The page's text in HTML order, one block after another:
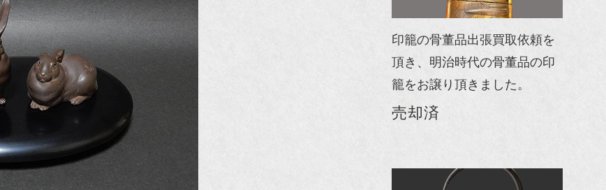
印籠の骨董品出張買取依頼を
頂き、明治時代の骨董品の印
籠をお譲り頂きました。
売却済